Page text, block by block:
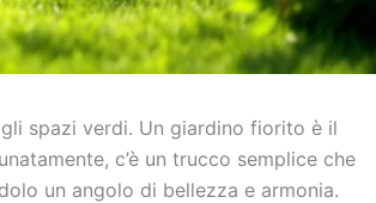
spazi verdi. Un giardino fiorito è il
c’è un trucco semplice che
un angolo di bellezza e armonia.